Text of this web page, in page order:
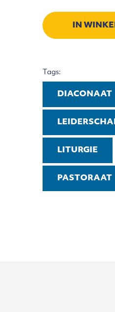
IN
Tags:
DIACONAAT
LITURGIE
PASTORAAT